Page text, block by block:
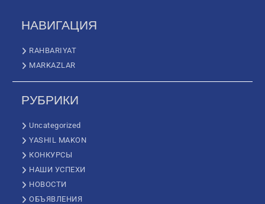
НАВИГАЦИЯ
RAHBARIYAT
MARKAZLAR
РУБРИКИ
Uncategorized
YASHIL MAKON
КОНКУРСЫ
НАШИ УСПЕХИ
НОВОСТИ
ОБЪЯВЛЕНИЯ